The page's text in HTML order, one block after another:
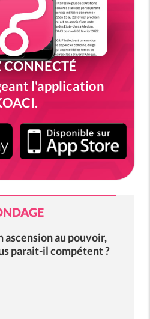
CONNECTÉ
l'application
ascension au pouvoir,
parait-il compétent ?